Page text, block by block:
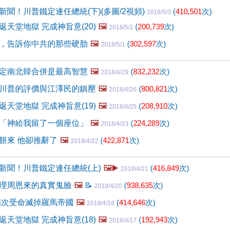
聞！川普鐵定連任總統(下)(多圖/2視頻) 2018/5/3 (410,501次)
天堂地獄 完成神旨意(20) 🖼️ 2018/5/2 (200,739次)
告訴你中共的那些硬肋 🖼️ 2018/5/1 (302,597次)
南北韓合併是最高智慧 🖼️ 2018/4/29 (832,232次)
普的評價與江澤民的鎮壓 🖼️ 2018/4/26 (800,821次)
天堂地獄 完成神旨意(19) 🖼️ 2018/4/25 (208,910次)
神給我留了一個座位」
🖼️ 2018/4/23 (224,289次)
來 他卻推辭了 🖼️ 2018/4/22 (422,871次)
聞！川普鐵定連任總統(上) 🖼️▶️ 2018/4/21 (416,849次)
周恩來的真實鬼臉 🖼️ 📝 2018/4/20 (938,635次)
受命滅掉羅馬帝國 🖼️ 2018/4/18 (414,646次)
天堂地獄 完成神旨意(18) 🖼️ 2018/4/17 (192,943次)